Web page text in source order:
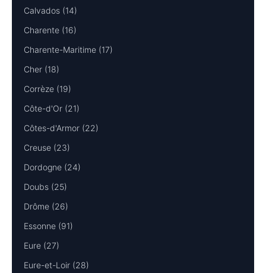
Calvados (14)
Charente (16)
Charente-Maritime (17)
Cher (18)
Corrèze (19)
Côte-d'Or (21)
Côtes-d'Armor (22)
Creuse (23)
Dordogne (24)
Doubs (25)
Drôme (26)
Essonne (91)
Eure (27)
Eure-et-Loir (28)